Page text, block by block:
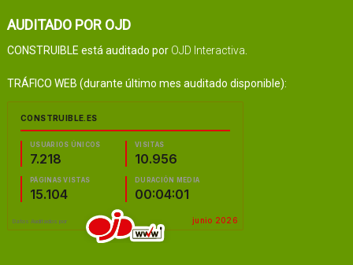
AUDITADO POR OJD
CONSTRUIBLE está auditado por OJD Interactiva.
TRÁFICO WEB (durante último mes auditado disponible):